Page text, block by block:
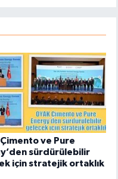
Çimento ve Pure
sürdürülebilir
için stratejik ortaklık